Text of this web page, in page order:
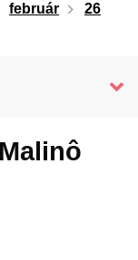
február
26